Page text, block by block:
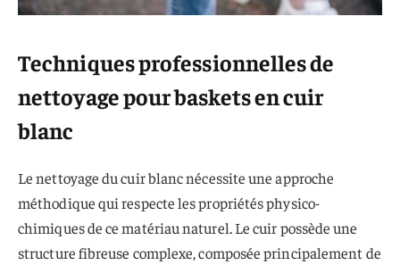
Techniques professionnelles de
nettoyage pour baskets en cuir
blanc
Le nettoyage du cuir blanc nécessite une approche
méthodique qui respecte les propriétés physico-
chimiques de ce matériau naturel. Le cuir possède une
structure fibreuse complexe, composée principalement de